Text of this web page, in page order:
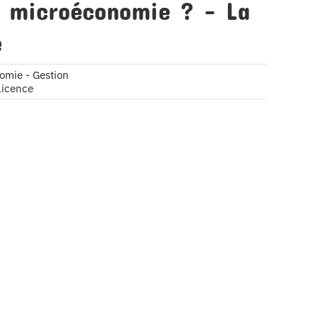
? – La
- Gestion